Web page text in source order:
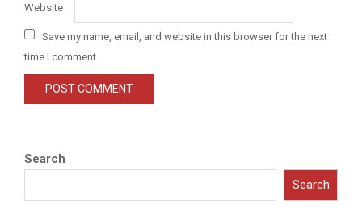
Website
Save my name, email, and website in this browser for the next
time I comment.
Search
Search